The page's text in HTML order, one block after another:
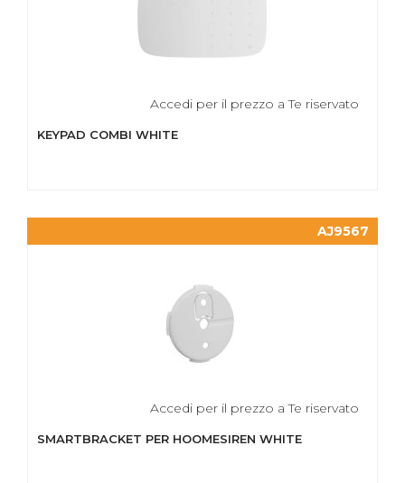
Accedi per il prezzo a Te riservato
KEYPAD COMBI WHITE
AJ9567
Accedi per il prezzo a Te riservato
SMARTBRACKET PER HOOMESIREN WHITE